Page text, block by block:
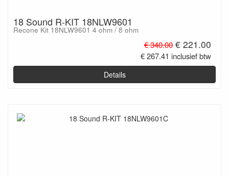
18 Sound R-KIT 18NLW9601
Recone Kit 18NLW9601 4 ohm / 8 ohm
€ 340.00 € 221.00
€ 267.41 inclusief btw
Details